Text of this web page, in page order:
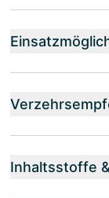
Inhaltsstoffe